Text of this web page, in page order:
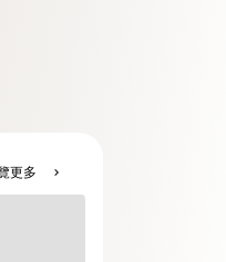
更多 chevron_right